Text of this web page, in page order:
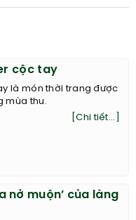
cộc tay
là món thời trang được
mùa thu.
[Chi tiết...]
nở muộn’ của làng